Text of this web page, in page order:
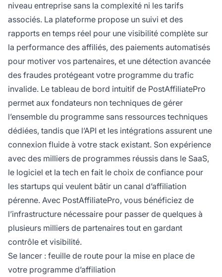
niveau entreprise sans la complexité ni les tarifs
associés. La plateforme propose un suivi et des
rapports en temps réel pour une visibilité complète sur
la performance des affiliés, des paiements automatisés
pour motiver vos partenaires, et une détection avancée
des fraudes protégeant votre programme du trafic
invalide. Le tableau de bord intuitif de PostAffiliatePro
permet aux fondateurs non techniques de gérer
l’ensemble du programme sans ressources techniques
dédiées, tandis que l’API et les intégrations assurent une
connexion fluide à votre stack existant. Son expérience
avec des milliers de programmes réussis dans le SaaS,
le logiciel et la tech en fait le choix de confiance pour
les startups qui veulent bâtir un canal d’affiliation
pérenne. Avec PostAffiliatePro, vous bénéficiez de
l’infrastructure nécessaire pour passer de quelques à
plusieurs milliers de partenaires tout en gardant
contrôle et visibilité.
Se lancer : feuille de route pour la mise en place de
votre programme d’affiliation